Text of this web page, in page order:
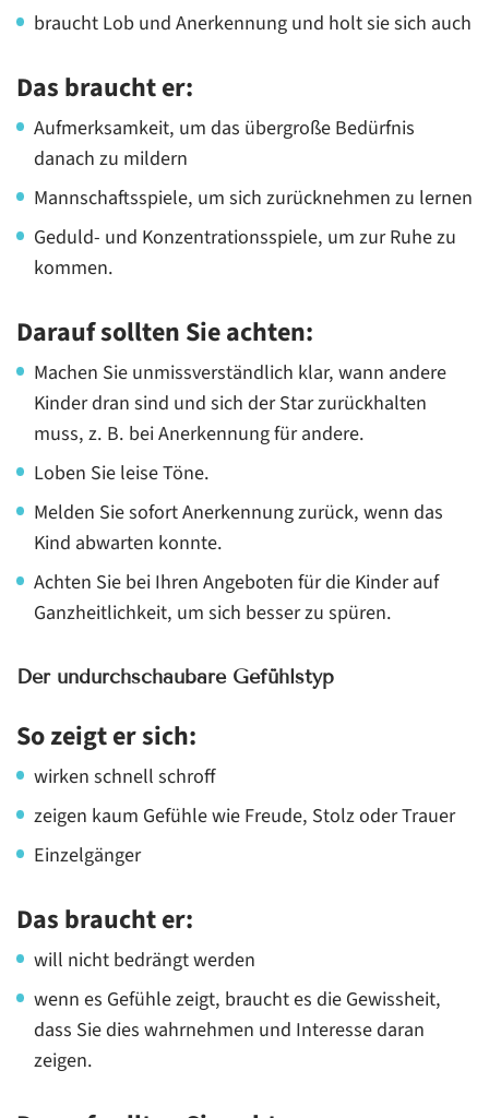
braucht Lob und Anerkennung und holt sie sich auch
Das braucht er:
Aufmerksamkeit, um das übergroße Bedürfnis
danach zu mildern
Mannschaftsspiele, um sich zurücknehmen zu lernen
Geduld- und Konzentrationsspiele, um zur Ruhe zu
kommen.
Darauf sollten Sie achten:
Machen Sie unmissverständlich klar, wann andere
Kinder dran sind und sich der Star zurückhalten
muss, z. B. bei Anerkennung für andere.
Loben Sie leise Töne.
Melden Sie sofort Anerkennung zurück, wenn das
Kind abwarten konnte.
Achten Sie bei Ihren Angeboten für die Kinder auf
Ganzheitlichkeit, um sich besser zu spüren.
Der undurchschaubare Gefühlstyp
So zeigt er sich:
wirken schnell schroff
zeigen kaum Gefühle wie Freude, Stolz oder Trauer
Einzelgänger
Das braucht er:
will nicht bedrängt werden
wenn es Gefühle zeigt, braucht es die Gewissheit,
dass Sie dies wahrnehmen und Interesse daran
zeigen.